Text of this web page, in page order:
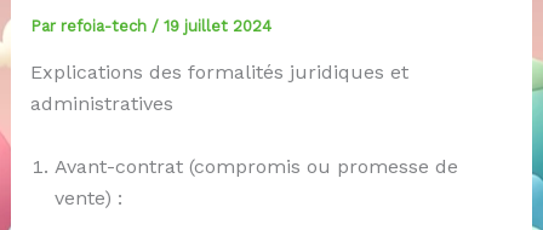
Par refoia-tech / 19 juillet 2024
Explications des formalités juridiques et
administratives
Avant-contrat (compromis ou promesse de
vente) :